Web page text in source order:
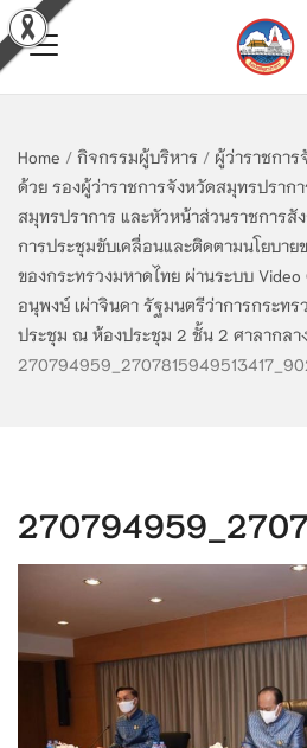
Home / กิจกรรมผู้บริหาร / ผู้ว่าราชกา
ด้วย รองผู้ว่าราชการจังหวัดสมุทรปราก
สมุทรปราการ และหัวหน้าส่วนราชการสั
การประชุมขับเคลื่อนและติดตามนโยบา
ของกระทรวงมหาดไทย ผ่านระบบ
อนุพงษ์ เผ่าจินดา รัฐมนตรีว่าการกระทร
ประชุม ณ ห้องประชุม 2 ชั้น 2 ศาลากลา